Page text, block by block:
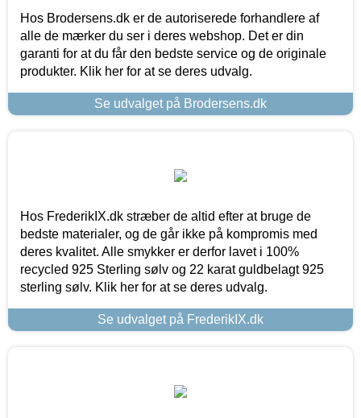
Hos Brodersens.dk er de autoriserede forhandlere af
alle de mærker du ser i deres webshop. Det er din
garanti for at du får den bedste service og de originale
produkter. Klik her for at se deres udvalg.
Se udvalget på Brodersens.dk
Hos FrederikIX.dk stræber de altid efter at bruge de
bedste materialer, og de går ikke på kompromis med
deres kvalitet. Alle smykker er derfor lavet i 100%
recycled 925 Sterling sølv og 22 karat guldbelagt 925
sterling sølv. Klik her for at se deres udvalg.
Se udvalget på FrederikIX.dk